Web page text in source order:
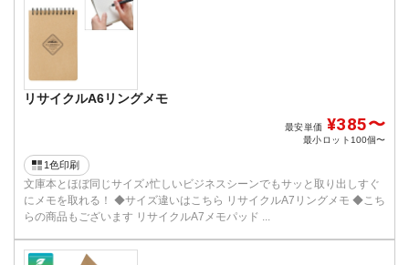
リサイクルA6リングメモ
最安単価 ¥385〜
最小ロット100個〜
1色印刷
文庫本とほぼ同じサイズ♪忙しいビジネスシーンでもサッと取り出しすぐ
にメモを取れる！ ◆サイズ違いはこちら リサイクルA7リングメモ ◆こち
らの商品もございます リサイクルA7メモパッド ...